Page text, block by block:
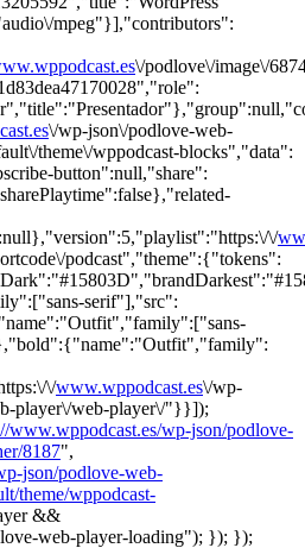
mpeg"}],"contributors":
\/podlove\/image\/
\/wp-json\/podlove-web-
theme\/wppodcast-blocks","data":
button":null,"share":
\/
podcast","theme":{"tokens":
serif"],"src":
\/www.wppodcast.es\/wp-
player\/web-player\/"}}]);
www.wppodcast.es/wp-json/podlove-
8187",
json/podlove-web-
theme/wppodcast-
&&
web-player-loading"); }); });